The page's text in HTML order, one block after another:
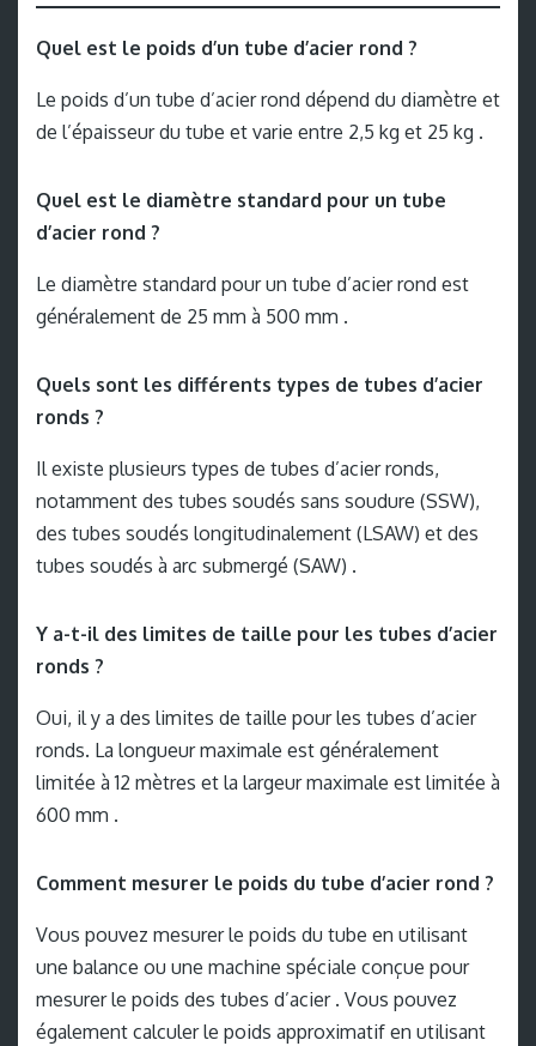
Quel est le poids d’un tube d’acier rond ?
Le poids d’un tube d’acier rond dépend du diamètre et
de l’épaisseur du tube et varie entre 2,5 kg et 25 kg .
Quel est le diamètre standard pour un tube
d’acier rond ?
Le diamètre standard pour un tube d’acier rond est
généralement de 25 mm à 500 mm .
Quels sont les différents types de tubes d’acier
ronds ?
Il existe plusieurs types de tubes d’acier ronds,
notamment des tubes soudés sans soudure (SSW),
des tubes soudés longitudinalement (LSAW) et des
tubes soudés à arc submergé (SAW) .
Y a-t-il des limites de taille pour les tubes d’acier
ronds ?
Oui, il y a des limites de taille pour les tubes d’acier
ronds. La longueur maximale est généralement
limitée à 12 mètres et la largeur maximale est limitée à
600 mm .
Comment mesurer le poids du tube d’acier rond ?
Vous pouvez mesurer le poids du tube en utilisant
une balance ou une machine spéciale conçue pour
mesurer le poids des tubes d’acier . Vous pouvez
également calculer le poids approximatif en utilisant